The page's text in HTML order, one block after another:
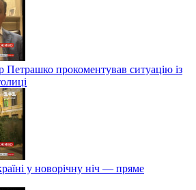
Петрашко прокоментував ситуацію із
у новорічну ніч — пряме